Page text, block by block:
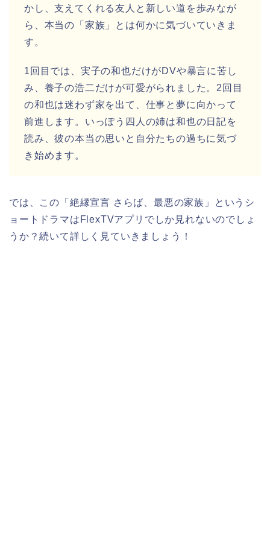
かし、支えてくれる友人と新しい道を歩みなが
ら、本当の「家族」とは何かに気づいていきま
す。
1回目では、実子の和也だけがDVや暴言に苦し
み、養子の浩二だけが可愛がられました。2回目
の和也は迷わず家を出て、仕事と夢に向かって
前進します。いっぽう四人の姉は和也の日記を
読み、彼の本当の思いと自分たちの過ちに気づ
き始めます。
では、この 「絶縁宣言 さらば、最悪の家族」
というシ
ョートドラマはFlexTVアプリでしか見れないのでしょ
うか？続いて詳しく見ていきましょう！